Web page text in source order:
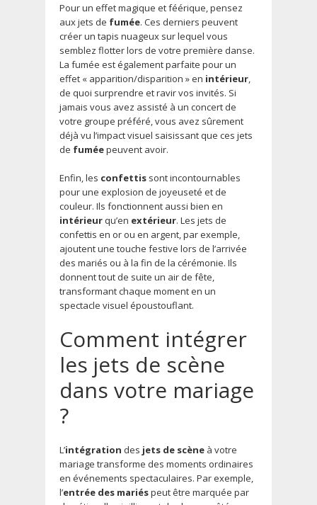
Pour un effet magique et féérique, pensez
aux jets de fumée. Ces derniers peuvent
créer un tapis nuageux sur lequel vous
semblez flotter lors de votre première danse.
La fumée est également parfaite pour un
effet « apparition/disparition » en intérieur,
de quoi surprendre et ravir vos invités. Si
jamais vous avez assisté à un concert de
votre groupe préféré, vous avez sûrement
déjà vu l’impact visuel saisissant que ces jets
de fuméepeuvent avoir.
Enfin, les confettis sont incontournables
pour une explosion de joyeuseté et de
couleur. Ils fonctionnent aussi bien en
intérieurqu’en extérieur. Les jets de
confettis en or ou en argent, par exemple,
ajoutent une touche festive lors de l’arrivée
des mariés ou à la fin de la cérémonie. Ils
donnent tout de suite un air de fête,
transformant chaque moment en un
spectacle visuel époustouflant.
Comment intégrer
les jets de scène
dans votre mariage
?
L’intégration des jets de scène à votre
mariage transforme des moments ordinaires
en événements spectaculaires. Par exemple,
l’entrée des mariéspeut être marquée par